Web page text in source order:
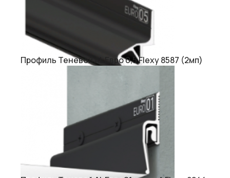
Профиль Теневой AL Евро 0,5 Flexy 8587 (2мп)